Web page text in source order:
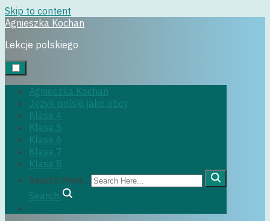
Skip to content
Agnieszka Kochan
Lekcje polskiego
Agnieszka Kochan
Język polski jako obcy
Klasa 4
Klasa 5
Klasa 6
Klasa 7
Klasa 8
Search Here...
Search
Uncategorized